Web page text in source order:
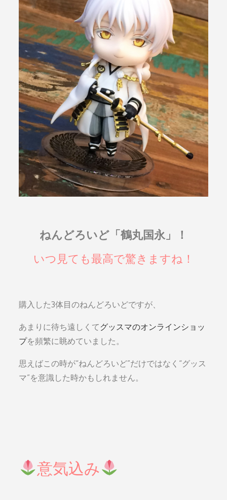
ねんどろいど「鶴丸国永」！
いつ見ても最高で驚きますね！
購入した3体目のねんどろいどですが、
あまりに待ち遠しくてグッスマのオンラインショッ
プを頻繁に眺めていました。
思えばこの時が“ねんどろいど”だけではなく“グッス
マ”を意識した時かもしれません。
意気込み